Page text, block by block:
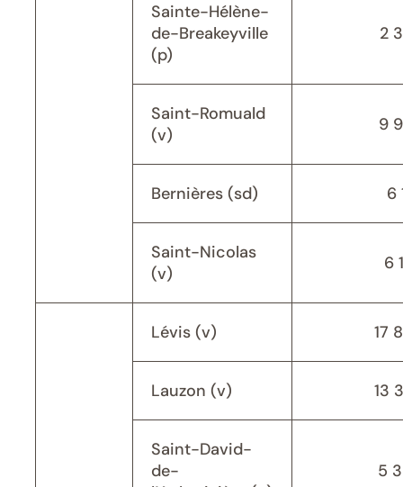
Sainte-Hélène-
de-Breakeyville
(p)
2
Saint-Romuald
(v)
9
Bernières (sd) 6
Saint-Nicolas
(v)
6
Lévis (v) 17
Lauzon (v) 13
Saint-David-
de-
5